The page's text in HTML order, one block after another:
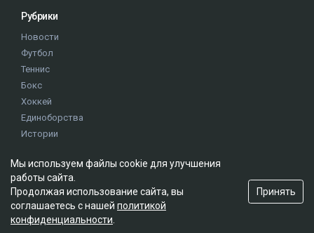
Рубрики
Новости
Футбол
Теннис
Бокс
Хоккей
Единоборства
Истории
Редакция
О проекте
Правила сайта
Мы используем файлы cookie для улучшения
работы сайта.
Продолжая использование сайта, вы
соглашаетесь с нашей политикой
конфиденциальности
Принять